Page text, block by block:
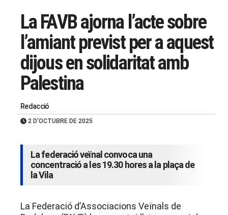
La FAVB ajorna l’acte sobre
l’amiant previst per a aquest
dijous en solidaritat amb
Palestina
Redacció
2 D'OCTUBRE DE 2025
La federació veïnal convoca una
concentració a les 19.30 hores a la plaça de
la Vila
La Federació d’Associacions Veïnals de